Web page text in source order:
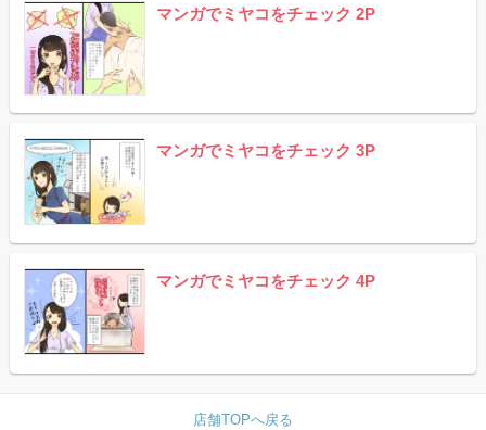
マンガでミヤコをチェック 2P
マンガでミヤコをチェック 3P
マンガでミヤコをチェック 4P
店舗TOPへ戻る